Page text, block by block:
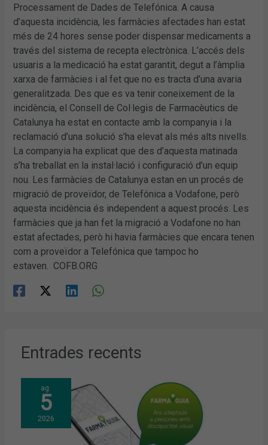
Processament de Dades de Telefónica. A causa
d’aquesta incidència, les farmàcies afectades han estat
més de 24 hores sense poder dispensar medicaments a
través del sistema de recepta electrònica. L’accés dels
usuaris a la medicació ha estat garantit, degut a l’àmplia
xarxa de farmàcies i al fet que no es tracta d’una avaria
generalitzada. Des que es va tenir coneixement de la
incidència, el Consell de Col·legis de Farmacèutics de
Catalunya ha estat en contacte amb la companyia i la
reclamació d’una solució s’ha elevat als més alts nivells.
La companyia ha explicat que des d’aquesta matinada
s’ha treballat en la instal·lació i configuració d’un equip
nou. Les farmàcies de Catalunya estan en un procés de
migració de proveïdor, de Telefónica a Vodafone, però
aquesta incidència és independent a aquest procés. Les
farmàcies que ja han fet la migració a Vodafone no han
estat afectades, però hi havia farmàcies que encara tenen
com a proveïdor a Telefónica que tampoc ho
estaven. COFB.ORG
Entrades recents
ag.
5
2026